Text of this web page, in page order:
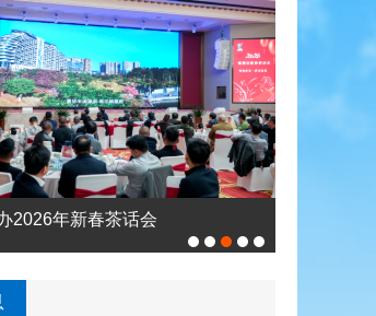
2026年新春茶话会